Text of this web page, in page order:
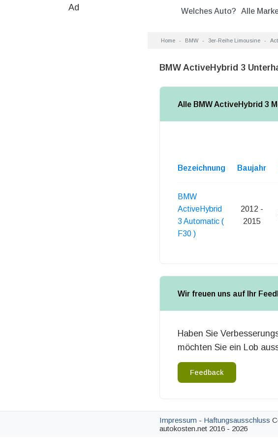
Welches Auto? Alle
Ad
Home BMW 3er-Reihe Limousine
BMW ActiveHybrid 3
Alle BMW ActiveHybrid 3
Bezeichnung Baujahr
BMW
ActiveHybrid
3 Automatic (
F30 )
2012 -
2015
Wir freuen uns auf Ihr
Haben Sie
möchten Sie ein Lob
Feedback
Impressum - Haftungsausschluss
autokosten.net 2016 - 2026